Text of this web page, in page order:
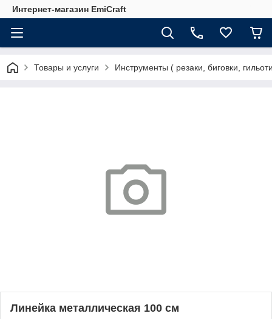
Интернет-магазин EmiCraft
Товары и услуги Инструменты ( резаки, биговки,
Линейка металлическая 100 см